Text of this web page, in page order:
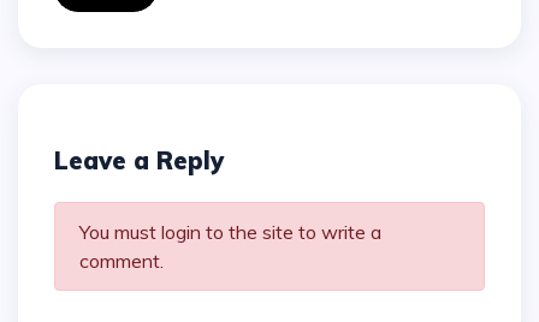
Leave a Reply
You must login to the site to write a
comment.